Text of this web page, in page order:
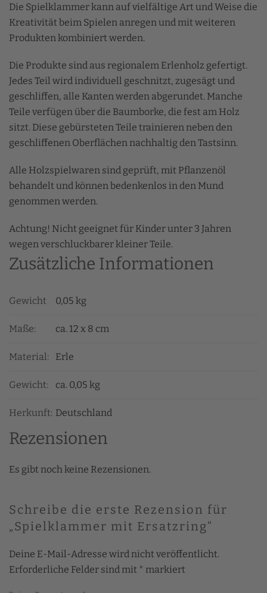
Die Spielklammer kann auf vielfältige Art und Weise die
Kreativität beim Spielen anregen und mit weiteren
Produkten kombiniert werden.
Die Produkte sind aus regionalem Erlenholz gefertigt.
Jedes Teil wird individuell geschnitzt, zugesägt und
geschliffen, alle Kanten werden abgerundet. Manche
Teile verfügen über die Baumborke, die fest am Holz
sitzt. Diese gebürsteten Teile trainieren neben den
geschliffenen Oberflächen nachhaltig den Tastsinn.
Alle Holzspielwaren sind geprüft, mit Pflanzenöl
behandelt und können bedenkenlos in den Mund
genommen werden.
Achtung! Nicht geeignet für Kinder unter 3 Jahren
wegen verschluckbarer kleiner Teile.
Zusätzliche Informationen
Gewicht 0,05 kg
Maße: ca. 12 x 8 cm
Material: Erle
Gewicht: ca. 0,05 kg
Herkunft: Deutschland
Rezensionen
Es gibt noch keine Rezensionen.
Schreibe die erste Rezension für
„Spielklammer mit Ersatzring“
Deine E-Mail-Adresse wird nicht veröffentlicht.
Erforderliche Felder sind mit * markiert